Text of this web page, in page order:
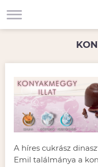
A híres cukrász
Emil találmánya a